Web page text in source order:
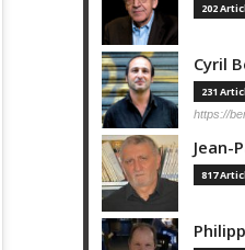
202
Cyril
231
https://
Jean-
817